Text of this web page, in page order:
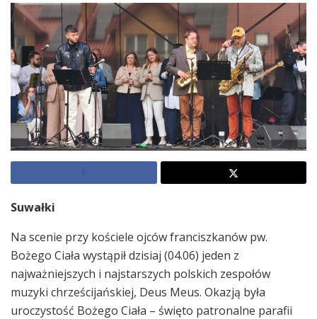
Suwałki
Na scenie przy kościele ojców franciszkanów pw.
Bożego Ciała wystąpił dzisiaj (04.06) jeden z
najważniejszych i najstarszych polskich zespołów
muzyki chrześcijańskiej, Deus Meus. Okazją była
uroczystość Bożego Ciała – święto patronalne parafii